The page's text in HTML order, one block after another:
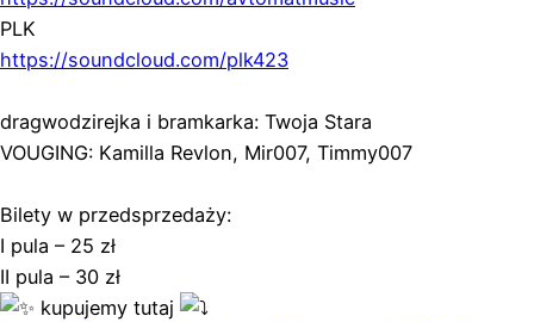
PLK
https://soundcloud.com/plk423
dragwodzirejka i bramkarka: Twoja Stara
VOUGING: Kamilla Revlon, Mir007, Timmy007
Bilety w przedsprzedaży:
I pula – 25 zł
II pula – 30 zł
kupujemy tutaj